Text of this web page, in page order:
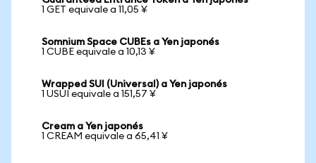
1 GET equivale a 11,05 ¥
Somnium Space CUBEs a Yen japonés
1 CUBE equivale a 10,13 ¥
Wrapped SUI (Universal) a Yen japonés
1 USUI equivale a 151,57 ¥
Cream a Yen japonés
1 CREAM equivale a 65,41 ¥